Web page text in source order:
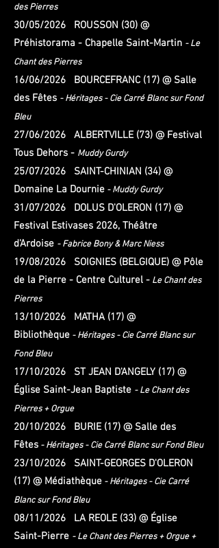
des Pierres
30/05/2026 ROUSSON (30) @
Préhistorama - Chapelle Saint-Martin - Le
Chant des Pierres
16/06/2026 BOURCEFRANC (17) @ Salle
des Fêtes -Héritages - Cie Carré Blanc sur Fond
Bleu
27/06/2026 ALBERTVILLE (73) @ Festival
Tous Dehors - Muddy Gurdy
25/07/2026 SAINT-CHINIAN (34) @
Domaine La Dournie - Muddy Gurdy
31/07/2026 DOLUS D'OLERON (17) @
Festival Estivases 2026, Théâtre
d'Ardoise - Fabrice Bony & Marc Niess
19/08/2026 SOIGNIES (BELGIQUE) @ Pôle
de la Pierre - Centre Culturel - Le Chant des
Pierres
13/10/2026 MATHA (17) @
Bibliothèque -Héritages - Cie Carré Blanc sur
Fond Bleu
17/10/2026 ST JEAN D'ANGELY (17) @
Église Saint-Jean Baptiste - Le Chant des
Pierres + Orgue
20/10/2026 BURIE (17) @ Salle des
Fêtes -Héritages - Cie Carré Blanc sur Fond Bleu
23/10/2026 SAINT-GEORGES D'OLERON
(17) @ Médiathèque -Héritages - Cie Carré
Blanc sur Fond Bleu
08/11/2026 LA REOLE (33) @ Église
Saint-Pierre - Le Chant des Pierres + Orgue +